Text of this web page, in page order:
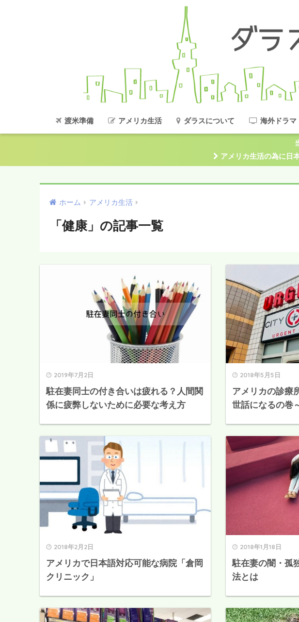
渡米準備 アメリカ生活 ダラスについて 海外ドラマ
アメリカ生活の為に日
ホーム アメリカ生活
「健康」の記事一覧
2019年7月2日
駐在妻同士の付き合いは疲れる？人間関
係に疲弊しないために必要な考え方
2018年5月5日
アメリカの診療
世話になるの巻
2018年2月2日
アメリカで日本語対応可能な病院「倉岡
クリニック」
2018年1月18日
駐在妻の闇・孤
法とは